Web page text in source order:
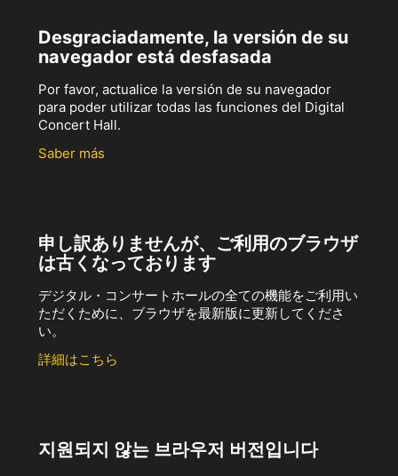
Desgraciadamente, la versión de su
navegador está desfasada
Por favor, actualice la versión de su navegador
para poder utilizar todas las funciones del Digital
Concert Hall.
Saber más
申し訳ありませんが、ご利用のブラウザ
は古くなっております
デジタル・コンサートホールの全ての機能をご利用い
ただくために、ブラウザを最新版に更新してくださ
い。
詳細はこちら
지원되지 않는 브라우저 버전입니다